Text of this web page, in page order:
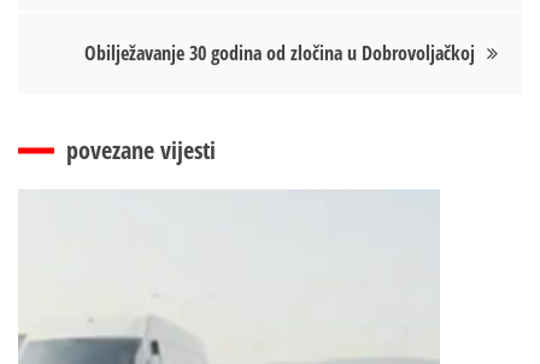
Obilježavanje 30 godina od zločina u Dobrovoljačkoj
povezane vijesti